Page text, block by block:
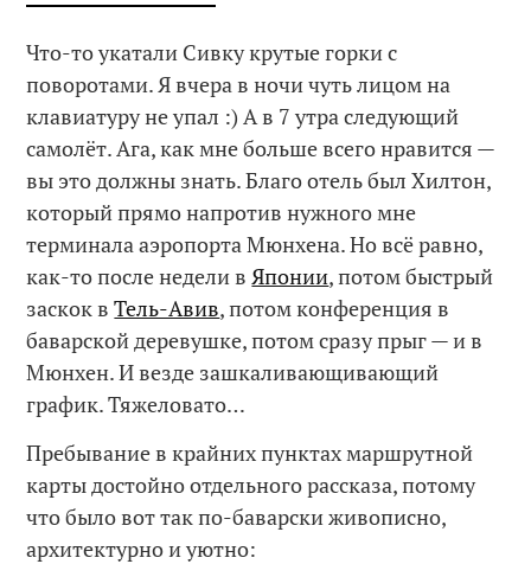
Что-то укатали Сивку крутые горки с
поворотами. Я вчера в ночи чуть лицом на
клавиатуру не упал :) А в 7 утра следующий
самолёт. Ага, как мне больше всего нравится —
вы это должны знать. Благо отель был Хилтон,
который прямо напротив нужного мне
терминала аэропорта Мюнхена. Но всё равно,
как-то после недели вЯпонии, потом быстрый
заскок вТель-Авив, потом конференция в
баварской деревушке, потом сразу прыг — и в
Мюнхен. И везде зашкаливающивающий
график. Тяжеловато…
Пребывание в крайних пунктах маршрутной
карты достойно отдельного рассказа, потому
что было вот так по-баварски живописно,
архитектурно и уютно: